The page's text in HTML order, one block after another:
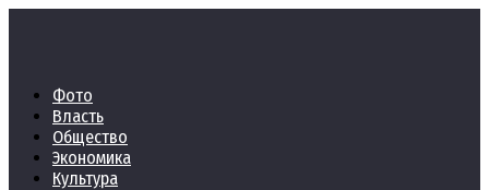
Фото
Власть
Общество
Экономика
Культура